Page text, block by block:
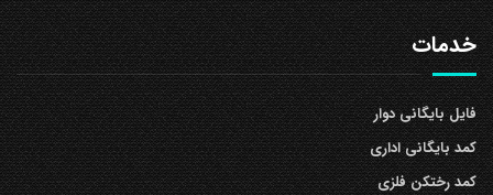
خدمات
فایل بایگانی دوار
کمد بایگانی اداری
کمد رختکن فلزی